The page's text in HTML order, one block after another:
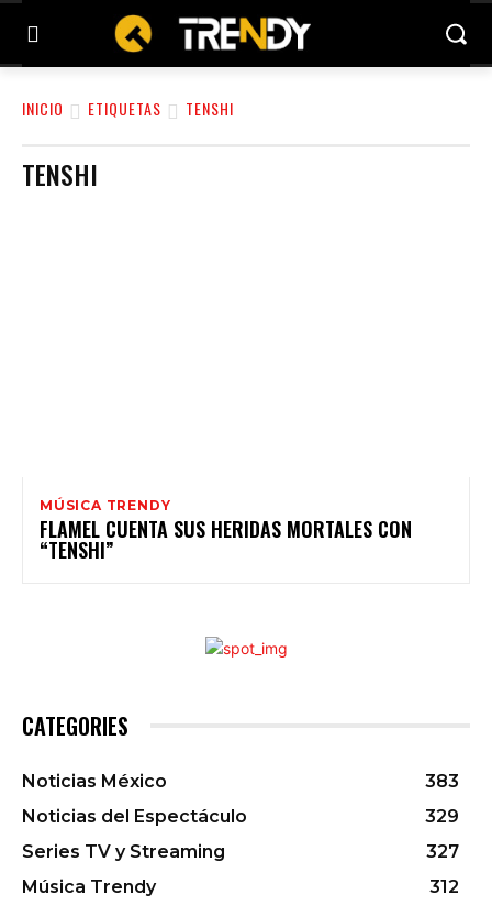
INICIO ETIQUETAS TENSHI
TENSHI
MÚSICA TRENDY
FLAMEL CUENTA SUS HERIDAS MORTALES CON
“TENSHI”
CATEGORIES
Noticias México
383
Noticias del Espectáculo
329
Series TV y Streaming
327
Música Trendy
312